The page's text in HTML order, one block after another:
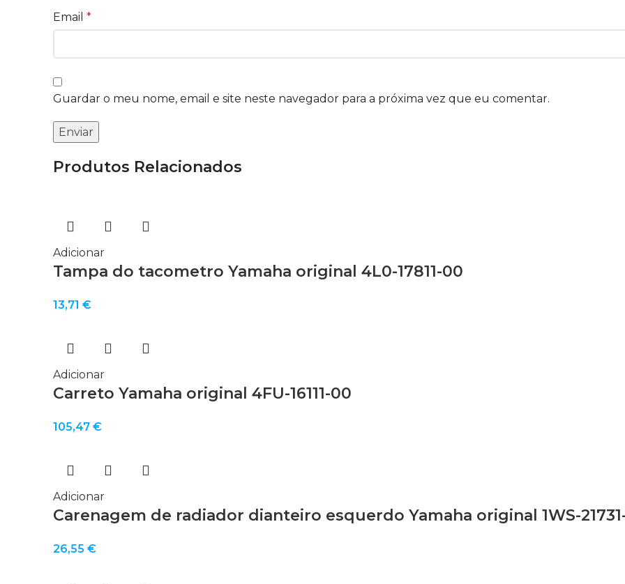
Email *
Guardar o meu nome, email e site neste navegador para a próxima vez que eu comentar.
Produtos Relacionados
Adicionar
Tampa do tacometro Yamaha original 4L0-17811-00
13,71 €
Adicionar
Carreto Yamaha original 4FU-16111-00
105,47 €
Adicionar
Carenagem de radiador dianteiro esquerdo Yamaha original 1WS-
26,55 €